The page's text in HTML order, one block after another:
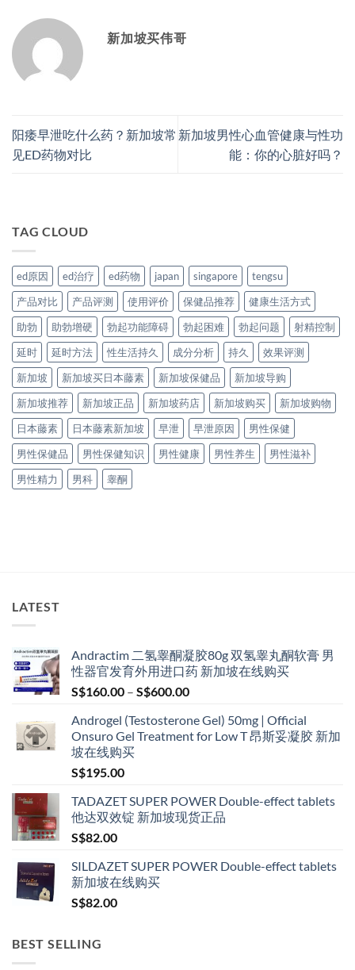
新加坡买伟哥
阳痿早泄吃什么药？新加坡常
见ED药物对比
新加坡男性心血管健康与性功
能：你的心脏好吗？
TAG CLOUD
ed原因 ed治疗 ed药物 japan singapore
tengsu
产品对比
产品评测 使用评价 保健品推荐
健康生活方式
助勃
助勃增硬 勃起功能障碍 勃起困难 勃起问题
射精控制
延时
延时方法 性生活持久 成分分析 持久
效果评测
新加坡
新加坡买日本藤素 新加坡保健品
新加坡导购
新加坡推荐
新加坡正品 新加坡药店 新加坡购买
新加坡购物
日本藤素
日本藤素新加坡 早泄 早泄原因
男性保健
男性保健品
男性保健知识 男性健康 男性养生
男性滋补
男性精力
男科 睾酮
LATEST
Andractim 二氢睾酮凝胶80g 双氢睾丸酮软膏 男
性器官发育外用进口药 新加坡在线购买
S$160.00 – S$600.00Price
S$160.00
through
Androgel (Testosterone Gel) 50mg | Official
Onsuro Gel Treatment for Low T 昂斯妥凝胶 新加
坡在线购买
S$195.00
TADAZET SUPER POWER Double-effect tablets
他达双效锭 新加坡现货正品
S$82.00
SILDAZET SUPER POWER Double-effect tablets
新加坡在线购买
S$82.00
BEST SELLING